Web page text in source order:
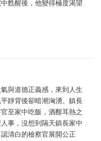
甦醒後，他變得極度渴望
與道德正義感，來到人生
靜背後卻暗潮洶湧。鎮長
至家中吃飯，酒酣耳熱之
事，沒想到隔天鎮長家中
清白的檢察官展開公正